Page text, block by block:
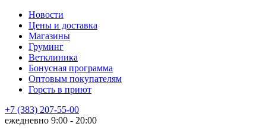
Новости
Цены и доставка
Магазины
Груминг
Ветклиника
Бонусная программа
Оптовым покупателям
Горсть в приют
+7 (383) 207-55-00
ежедневно 9:00 - 20:00